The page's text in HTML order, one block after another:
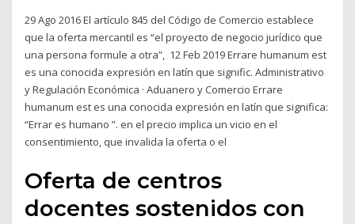
29 Ago 2016 El artículo 845 del Código de Comercio establece
que la oferta mercantil es “el proyecto de negocio jurídico que
una persona formule a otra”, 12 Feb 2019 Errare humanum est
es una conocida expresión en latín que signific. Administrativo
y Regulación Económica · Aduanero y Comercio Errare
humanum est es una conocida expresión en latín que significa:
“Errar es humano ”. en el precio implica un vicio en el
consentimiento, que invalida la oferta o el
Oferta de centros
docentes sostenidos con